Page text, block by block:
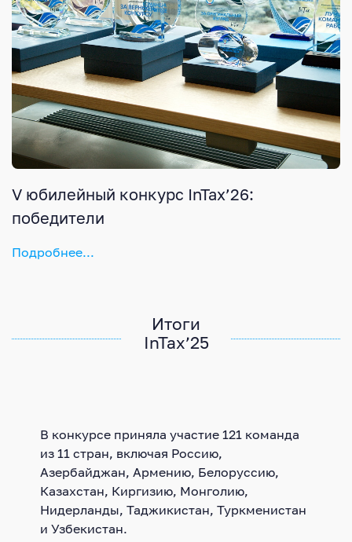
V юбилейный конкурс InTax’26:
победители
Подробнее...
Итоги
InTax’25
В конкурсе приняла участие 121 команда
из 11 стран, включая Россию,
Азербайджан, Армению, Белоруссию,
Казахстан, Киргизию, Монголию,
Нидерланды, Таджикистан, Туркменистан
и Узбекистан.